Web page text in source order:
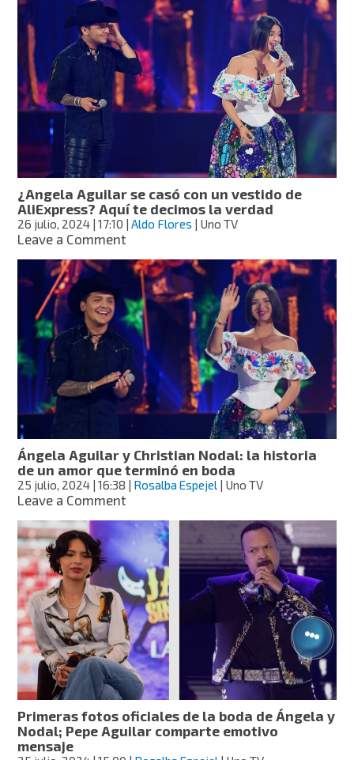
sólo
Ángela:
ellos
integran
la
famosa
dinastía
¿Angela Aguilar se casó con un vestido de
AliExpress? Aquí te decimos la verdad
26 julio, 2024 | 17:10 |Aldo Flores | Uno TV
Leave a Commenton
Aguilar
casó
con
un
vestido
de
AliExpress?
Aquí
te
decimos
la
verdad
Ángela Aguilar y Christian Nodal: la historia
de un amor que terminó en boda
25 julio, 2024 | 16:38 | Rosalba Espejel | Uno TV
Leave a Commenton
Aguilar
y
Christian
Nodal:
la
historia
de
un
amor
que
terminó
en
boda
Primeras fotos oficiales de la boda de Ángela y
Nodal; Pepe Aguilar comparte emotivo
mensaje